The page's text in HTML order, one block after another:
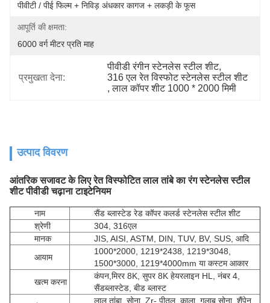
पीवीटी / पीई फिल्म + निविड़ अंधकार कागज + लकड़ी के फूस
आपूर्ति की क्षमता:
6000 वर्ग मीटर प्रति माह
प्रमुखता देना:
पीवीडी रंगीन स्टेनलेस स्टील शीट,
316 एल रेत विस्फोट स्टेनलेस स्टील शीट
, लाल कॉपर शीट 1000 * 2000 मिमी
उत्पाद विवरण
आंतरिक सजावट के लिए रेत विस्फोटित लाल तांबे का रंग स्टेनलेस स्टील
शीट पीवीडी चढ़ाना टाइटेनियम
नाम
सैंड ब्लास्टेड रेड कॉपर कलर्ड स्टेनलेस स्टील शीट
श्रेणी
304, 316एल
मानक
JIS, AISI, ASTM, DIN, TUV, BV, SUS, आदि
आयाम
1000*2000, 1219*2438, 1219*3048,
1500*3000, 1219*4000mm या कस्टम आकार
खत्म करना
कंपन, मिरर 8K, सुपर 8K हेयरलाइन HL, नंबर 4,
सैंडब्लास्टेड, बीड ब्लास्ट
लाल तांबा, सोना, Zr- पीतल, काला, गुलाब सोना, शैंपेन,